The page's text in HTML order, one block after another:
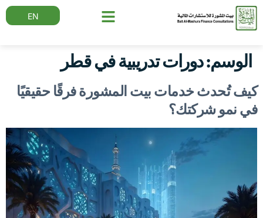
EN
الوسم:دورات تدريبية في قطر
كيف تُحدث خدمات بيت المشورة فرقًا حقيقيًا
في نمو شركتك؟